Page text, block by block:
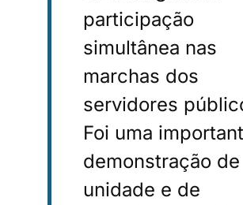
participação
simultânea nas
marchas dos
servidores
Foi uma
demonstração de
unidade e de